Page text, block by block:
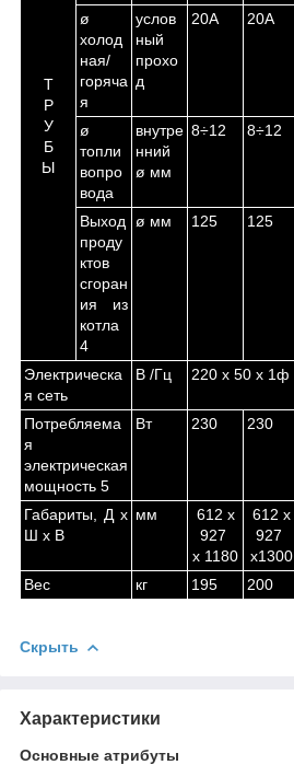
Т
Р
У
Б
Ы
ø
холод
ная/
горяча
я
услов
ный
прохо
д
20А 20А
ø
топли
вопро
вода
внутре
нний
ø мм
8÷12 8÷12
Выход
проду
ктов
сгоран
ия из
котла
4
ø мм 125 125
Электрическа
я сеть
В /Гц 220 х 50 х 1ф
Потребляема
я
электрическая
мощность 5
Вт 230 230
Габариты, Д х
Ш х В
мм
612 х
927
х 1180
612 х
927
х1300
Вес
кг 195 200
Скрыть
Характеристики
Основные атрибуты